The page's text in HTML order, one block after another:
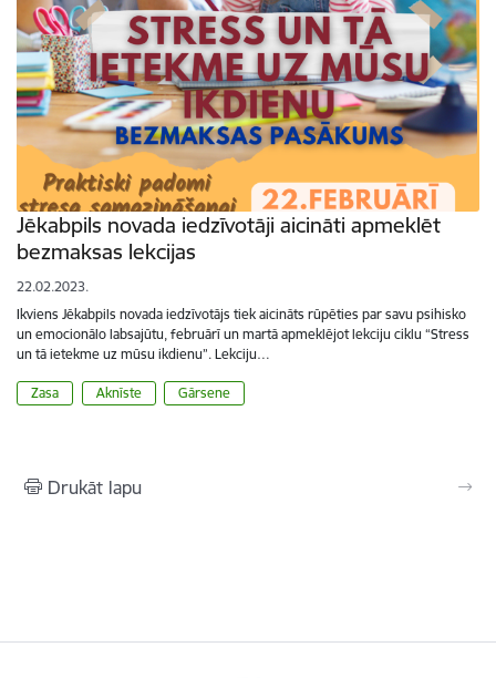
Jēkabpils novada iedzīvotāji aicināti apmeklēt
bezmaksas lekcijas
22.02.2023.
Ikviens Jēkabpils novada iedzīvotājs tiek aicināts rūpēties par savu psihisko
un emocionālo labsajūtu, februārī un martā apmeklējot lekciju ciklu “Stress
un tā ietekme uz mūsu ikdienu”. Lekciju…
Zasa Aknīste Gārsene
Drukāt lapu